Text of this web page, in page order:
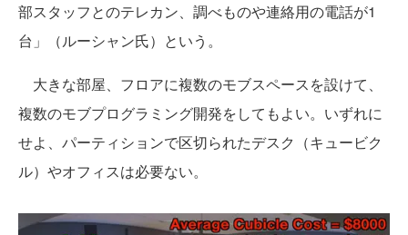
部スタッフとのテレカン、調べものや連絡用の電話が1
台」（ルーシャン氏）という。
大きな部屋、フロアに複数のモブスペースを設けて、
複数のモブプログラミング開発をしてもよい。いずれに
せよ、パーティションで区切られたデスク（キュービク
ル）やオフィスは必要ない。